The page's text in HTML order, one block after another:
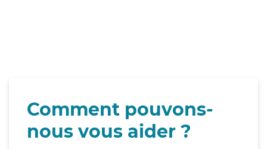
Comment pouvons-
nous vous aider ?